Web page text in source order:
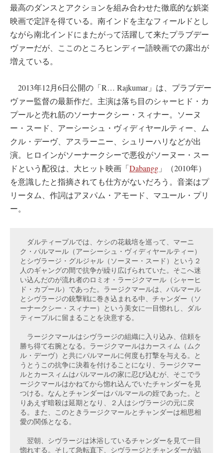
最高のダンスとアクションを組み合わせた徹底的な娯楽
映画で定評を得ている。南インドを主なフィールドとし
ながら南北インドにまたがって活躍して来たプラブデー
ヴァーだが、ここのところヒンディー語映画での露出が
増えている。
2013年12月6日公開の「R… Rajkumar」は、プラブデー
ヴァー監督の最新作だ。主演は落ち目のシャーヒド・カ
プールと売れ筋のソーナークシー・スィナー。ソーヌ
ー・スード、アーシーシュ・ヴィディヤールティー、ム
クル・デーヴ、アスラーニー、シュリーハリなどが出
演。ヒロインがソーナークシーで悪役がソーヌー・スー
ドという配役は、大ヒット映画「Dabangg 」（2010年）
を意識したと指摘されても仕方がないだろう。音楽はプ
リータム、作詞はアヌパム・アモード、マユール・プリ
ー。
ダルティープルでは、ケシの花栽培を巡って、マーニ
ク・パルマール（アーシーシュ・ヴィディヤールティー）
とシヴラージ・グルジャル（ソーヌー・スード）という２
人のギャングの間で抗争が繰り広げられていた。そこへ迷
い込んだのが流れ者のロミオ・ラージクマール（シャーヒ
ド・カプール）であった。ラージクマールは、パルマール
とシヴラージの銃撃戦に巻き込まれる中、チャンダー（ソ
ーナークシー・スィナー）という美女に一目惚れし、ダル
ティープルに留まることを決意する。
ラージクマールはシヴラージの組織に入り込み、信頼を
勝ち得て右腕となる。ラージクマールはカースィム（ムク
ル・デーヴ）と共にパルマールに何度も打撃を与える。と
うとうこの抗争に決着を付けることになり、ラージクマー
ルとカースィムはパルマールの家に忍び込むが、そこでラ
ージクマールはかねてから惚れ込んでいたチャンダーを見
つける。なんとチャンダーはパルマールの姪であった。と
りあえず暗殺は延期となり、２人はシヴラージの元に戻
る。また、このときラージクマールとチャンダーは相思相
愛の関係となる。
翌朝、シヴラージは沐浴しているチャンダーを見て一目
惚れする。そして急転直下、シヴラージとチャンダーが結